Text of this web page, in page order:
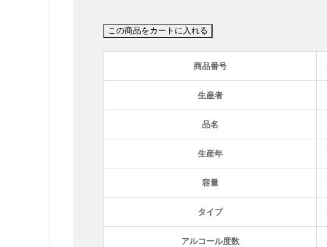
商品番号
生産者
品名
生産年
容量
タイプ
アルコール度数